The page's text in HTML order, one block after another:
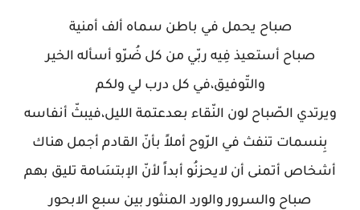
صباح يحمل في باطن سماه ألف أمنية
صباح أستعيذ فِيه ربّي من كل ضُرّو أسأله الخير
والتّوفيق،في كل درب لي ولكم
ويرتدي الصّباح لون النّقاء بعدعتمة الليل،فيبثّ أنفاسه
بِنسمات تنفث في الرّوح أملاً بأنّ القادم أجمل هناك
أشخاص أتمنى أن لايحزنُو أبداً لأنّ الإبتسَامة تليق بهم
صباح والسرور والورد المنثور بين سبع الابحور